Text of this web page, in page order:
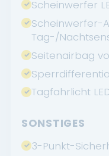
Scheinwerfer
Scheinwerfer-
Tag-/
Seitenairbag
Tagfahrlicht
SONSTIGES
3-Punkt-